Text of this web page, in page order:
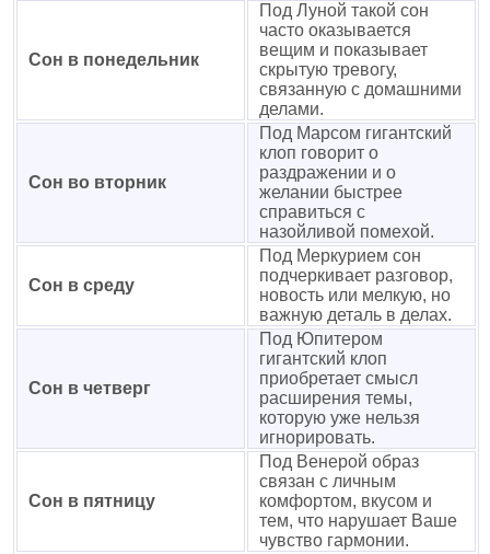
Сон в понедельник
Под Луной такой сон
часто оказывается
вещим и показывает
скрытую тревогу,
связанную с домашними
делами.
Сон во вторник
Под Марсом гигантский
клоп говорит о
раздражении и о
желании быстрее
справиться с
назойливой помехой.
Сон в среду
Под Меркурием сон
подчеркивает разговор,
новость или мелкую, но
важную деталь в делах.
Сон в четверг
Под Юпитером
гигантский клоп
приобретает смысл
расширения темы,
которую уже нельзя
игнорировать.
Сон в пятницу
Под Венерой образ
связан с личным
комфортом, вкусом и
тем, что нарушает Ваше
чувство гармонии.